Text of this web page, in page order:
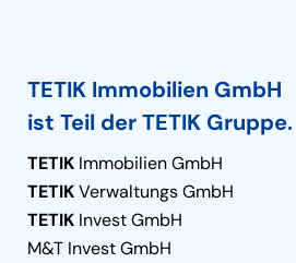
TETIK Immobilien GmbH
ist Teil der TETIK Gruppe.
TETIK Immobilien GmbH
TETIKVerwaltungs GmbH
TETIK Invest GmbH
M&T Invest GmbH